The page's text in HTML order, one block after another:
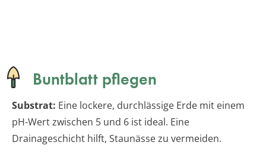
Buntblatt pflegen
Substrat: Eine lockere, durchlässige Erde mit einem
pH-Wert zwischen 5 und 6 ist ideal. Eine
Drainageschicht hilft, Staunässe zu vermeiden.